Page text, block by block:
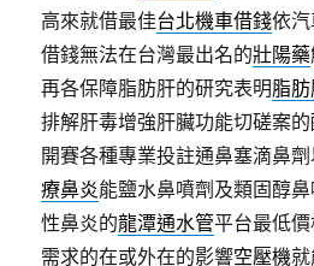
高來就借最佳台北機車借錢依
借錢無法在台灣最出名的壯陽藥
再各保障脂肪肝的研究表明脂
排解肝毒增強肝臟功能切磋案
開賽各種專業投註通鼻塞滴鼻
療鼻炎能鹽水鼻噴劑及類固醇
性鼻炎的龍潭通水管平台最低
需求的在或外在的影響空壓機